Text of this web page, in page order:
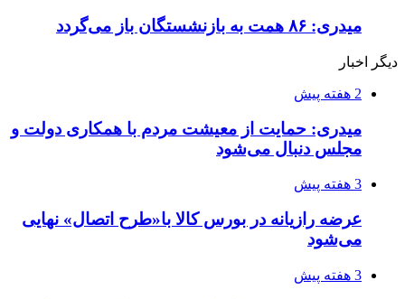
میدری: ۸۶ همت به بازنشستگان باز می‌گردد
دیگر اخبار
2 هفته پیش
میدری: حمایت از معیشت مردم با همکاری دولت و
مجلس دنبال می‌شود
3 هفته پیش
عرضه رازیانه در بورس کالا با«طرح اتصال» نهایی
می‌شود
3 هفته پیش